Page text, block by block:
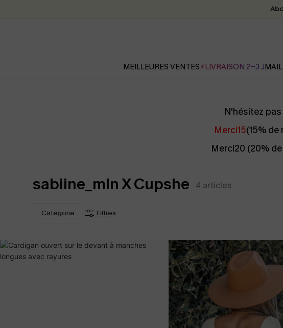
MEILLEURES VENTES⚡LIVRAISON 2-3 J
N'hésitez
Merci15(15%
Merci20 (20%
sabiine_mln X Cupshe 4 articles
Catégorie Filtres